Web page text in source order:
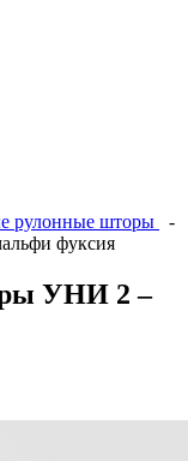
рулонные шторы
-
фуксия
УНИ 2 –